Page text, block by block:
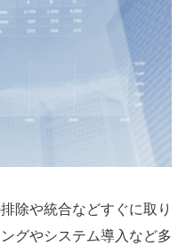
除や統合などすぐに取り
グやシステム導入など多